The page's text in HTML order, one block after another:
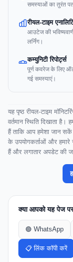
समस्याओं का तुरंत
रीयल-टाइम
आउटेज की
लर्निंग।
कम्युनिटी रिपोर्ट्स
पूर्ण कवरेज के लिए
गई समस्याएं।
यह पृष्ठ रीयल-टाइम
वर्तमान स्थिति दिखाता
हैं ताकि आप हमेशा जान सकें
के उपयोगकर्ताओं और हमारे
हैं और लगातार अपडेट की
क्या आपको यह पेज
🟢 WhatsApp
📋 लिंक कॉपी करें